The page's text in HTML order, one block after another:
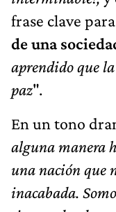
frase clave para
de una
aprendido que
paz".
En un tono
alguna manera
una nación que
inacabada.